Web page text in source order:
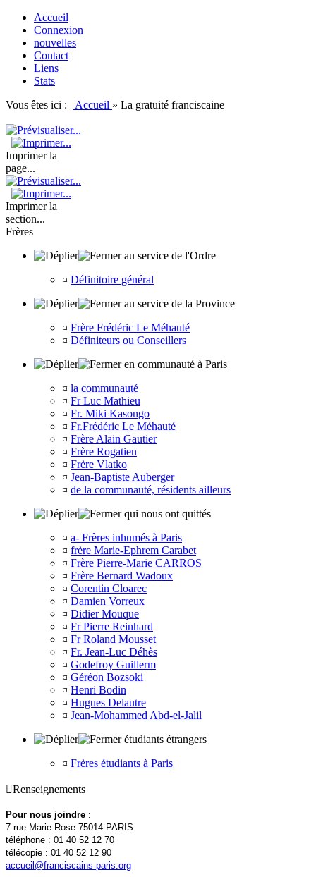
Accueil
Connexion
nouvelles
Contact
Liens
Stats
Vous êtes ici :
Accueil » La gratuité franciscaine
Imprimer la
page...
Imprimer la
section...
Frères
au service de l'Ordre
¤ Définitoire général
au service de la Province
¤ Frère Frédéric Le Méhauté
¤ Définiteurs ou Conseillers
en communauté à Paris
¤ la communauté
¤ Fr Luc Mathieu
¤ Fr. Miki Kasongo
¤ Fr.Frédéric Le Méhauté
¤ Frère Alain Gautier
¤ Frère Rogatien
¤ Frère Vlatko
¤ Jean-Baptiste Auberger
¤ de la communauté, résidents ailleurs
qui nous ont quittés
¤ a- Frères inhumés à Paris
¤ frère Marie-Ephrem Carabet
¤ Frère Pierre-Marie CARROS
¤ Frère Bernard Wadoux
¤ Corentin Cloarec
¤ Damien Vorreux
¤ Didier Mouque
¤ Fr Pierre Reinhard
¤ Fr Roland Mousset
¤ Fr. Jean-Luc Déhès
¤ Godefroy Guillerm
¤ Géréon Bozsoki
¤ Henri Bodin
¤ Hugues Delautre
¤ Jean-Mohammed Abd-el-Jalil
étudiants étrangers
¤ Frères étudiants à Paris
Renseignements
Pour nous joindre :
7 rue Marie-Rose 75014 PARIS
téléphone : 01 40 52 12 70
télécopie : 01 40 52 12 90
accueil@franciscains-paris.org